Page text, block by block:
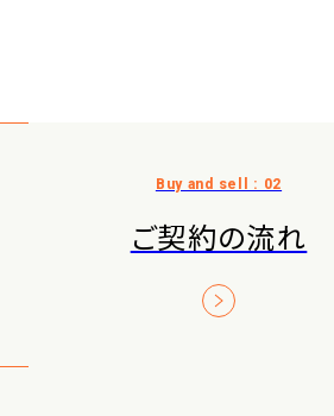
ご契約の流れ